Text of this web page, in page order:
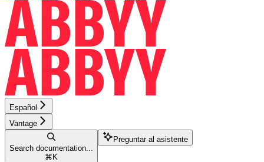
Español
Vantage
Search documentation...
⌘ K
Preguntar al asistente